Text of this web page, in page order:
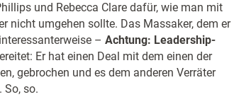
und Rebecca Clare dafür, wie man mit
nicht umgehen sollte. Das Massaker, dem er
– Achtung: Leadership-
Er hat einen Deal mit dem einen der
gebrochen und es dem anderen Verräter
So, so.